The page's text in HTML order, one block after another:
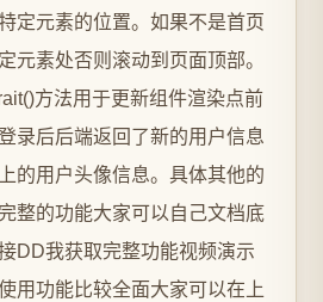
定元素的位置。如果不是首页
元素处否则滚动到页面顶部。
方法用于更新组件渲染点前
录后后端返回了新的用户信息
的用户头像信息。具体其他的
整的功能大家可以自己文档底
DD我获取完整功能视频演示
用功能比较全面大家可以在上